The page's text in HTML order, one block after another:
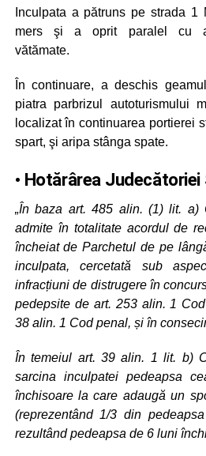
Inculpata a pătruns pe strada
mers şi a oprit paralel cu
vătămate.
În continuare, a deschis
piatra parbrizul autoturismului
localizat în continuarea portierei
spart, şi aripa stânga spate.
• Hotărârea Judecătoriei
„În baza art. 485 alin. (1) lit. a)
admite în totalitate acordul de
încheiat de Parchetul de pe
inculpata, cercetată sub
infracțiuni de distrugere în
pedepsite de art. 253 alin. 1
38 alin. 1 Cod penal, și în
În temeiul art. 39 alin. 1 lit. b)
sarcina inculpatei pedeapsa
închisoare la care adaugă un
(reprezentând 1/3 din
rezultând pedeapsa de 6 luni